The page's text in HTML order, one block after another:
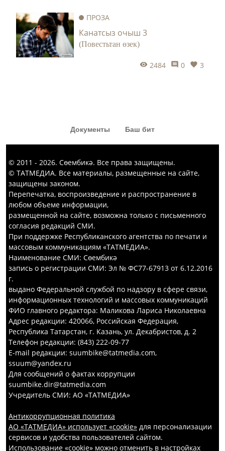
кызык комедия күргәннәр диярсең!
ПРОЗА
Канатсыз очыш 3
(Повестьтан өзек)
2484 0 3
Документы Баш бит
© 2011 - 2026. Сөембикә. Все права защищены.
© ТАТМЕДИА. Все материалы, размещенные на сайте,
защищены законом.
Перепечатка, воспроизведение и распространение в
любом объеме информации,
размещенной на сайте, возможна только с письменного
согласия редакций СМИ.
При поддержке Республиканского агентства по печати и
массовым коммуникациям «ТАТМЕДИА».
Наименование СМИ: Сөембикә
запись о регистрации СМИ: Эл № ФС77-67913 от 6.12.2016
г.
выдано Федеральной службой по надзору в сфере связи,
информационных технологий и массовых коммуникаций
ФИО главного редактора: Маликова Лариса Николаевна
Адрес редакции: 420066, Российская Федерация,
Республика Татарстан, г. Казань, ул. Декабристов, д. 2
Телефон редакции: (843) 222-09-77
E-mail редакции: suumbike@tatmedia.com,
ssuum@yandex.ru
Для сообщений о фактах коррупции
suumbike.dir@tatmedia.com
Учредитель СМИ: АО «ТАТМЕДИА»
Антикоррупционная политика
АО «ТАТМЕДИА» использует «cookie» для персонализации
сервисов и удобства пользователей сайтом.
Использование «cookie» можно отменить в настройках